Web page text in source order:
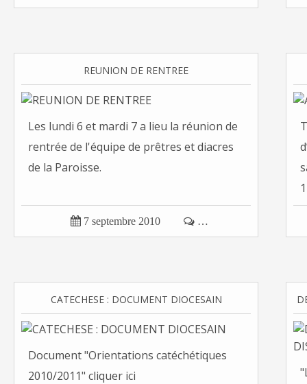
REUNION DE RENTREE
Les lundi 6 et mardi 7 a lieu la réunion de
rentrée de l'équipe de prêtres et diacres
de la Paroisse.
 7 septembre 2010  …
CATECHESE : DOCUMENT DIOCESAIN
Document "Orientations catéchétiques
2010/2011" cliquer ici